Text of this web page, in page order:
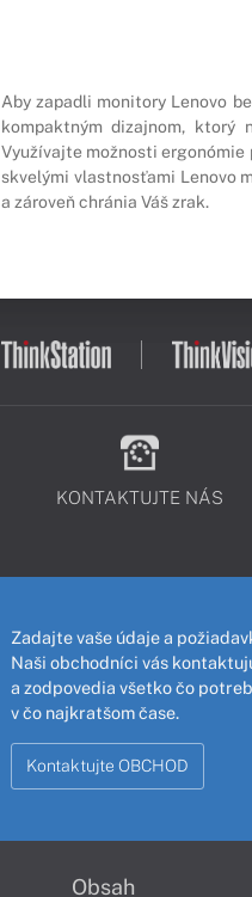
Aby zapadli monitory Lenovo
kompaktným dizajnom, ktorý
Využívajte možnosti ergonómie
skvelými vlastnosťami Lenovo
a zároveň chránia Váš zrak.
KONTAKTUJTE NÁS
Zadajte vaše údaje a
Naši obchodníci vás
a zodpovedia všetko čo
v čo najkratšom čase.
Kontaktujte OBCHOD
Obsah